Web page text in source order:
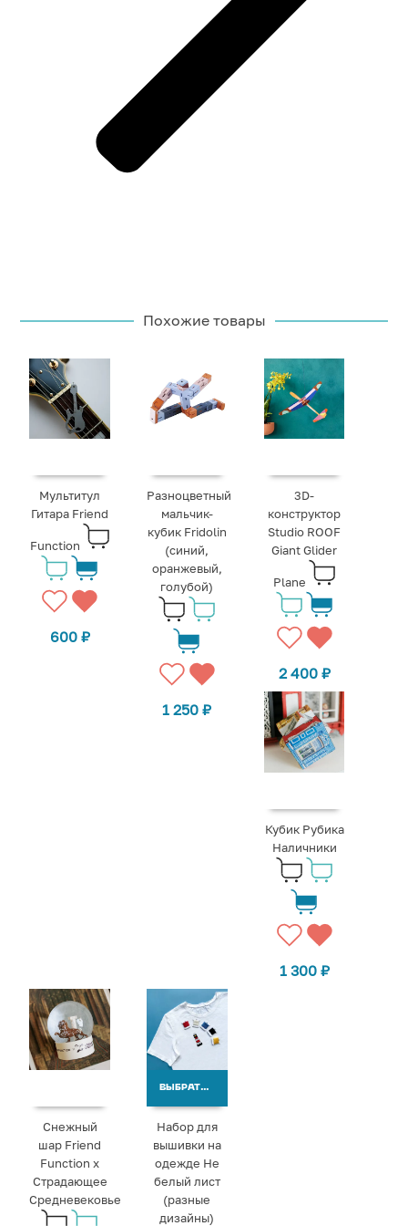
Похожие товары
Мультитул
Гитара Friend
Function
600 ₽
Разноцветный
мальчик-
кубик Fridolin
(синий,
оранжевый,
голубой)
1 250₽
3D-
конструктор
Studio ROOF
Giant Glider
Plane
2 400 ₽
Кубик Рубика
Наличники
1 300 ₽
Снежный
шар Friend
Function х
Страдающее
Средневековье
ВЫБРАТЬ ВАРИАНТЫ
Набор для
вышивки на
одежде Не
белый лист
(разные
дизайны)